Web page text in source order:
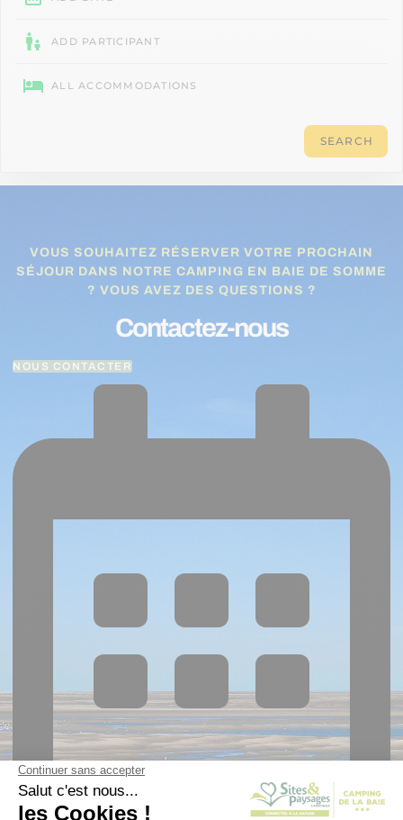
VOUS SOUHAITEZ RÉSERVER VOTRE PROCHAIN
SÉJOUR DANS NOTRE CAMPING EN BAIE DE SOMME
? VOUS AVEZ DES QUESTIONS ?
Contactez-nous
NOUS CONTACTER